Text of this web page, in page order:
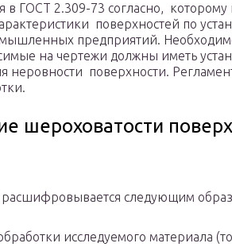
ГОСТ 2.309-73 согласно, которому
поверхностей по
предприятий.
на чертежи должны иметь
неровности поверхности.
шероховатости
следующим
исследуемого материала